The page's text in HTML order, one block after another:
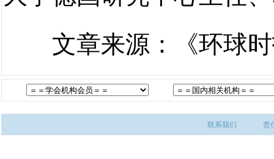
文章来源：《环球
联系我们 责